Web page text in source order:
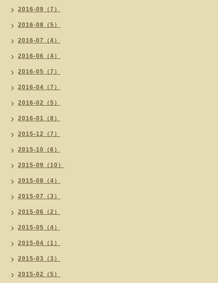
2016-09（7）
2016-08（5）
2016-07（4）
2016-06（4）
2016-05（7）
2016-04（7）
2016-02（5）
2016-01（8）
2015-12（7）
2015-10（6）
2015-09（10）
2015-08（4）
2015-07（3）
2015-06（2）
2015-05（4）
2015-04（1）
2015-03（3）
2015-02（5）